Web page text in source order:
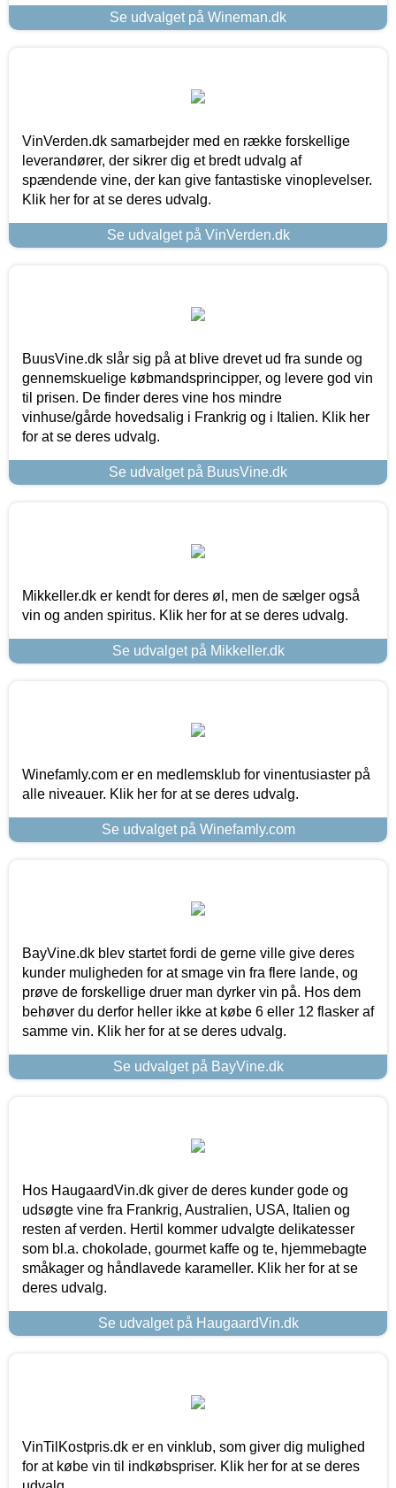
Se udvalget på Wineman.dk
VinVerden.dk samarbejder med en række forskellige
leverandører, der sikrer dig et bredt udvalg af
spændende vine, der kan give fantastiske vinoplevelser.
Klik her for at se deres udvalg.
Se udvalget på VinVerden.dk
BuusVine.dk slår sig på at blive drevet ud fra sunde og
gennemskuelige købmandsprincipper, og levere god vin
til prisen. De finder deres vine hos mindre
vinhuse/gårde hovedsalig i Frankrig og i Italien. Klik her
for at se deres udvalg.
Se udvalget på BuusVine.dk
Mikkeller.dk er kendt for deres øl, men de sælger også
vin og anden spiritus. Klik her for at se deres udvalg.
Se udvalget på Mikkeller.dk
Winefamly.com er en medlemsklub for vinentusiaster på
alle niveauer. Klik her for at se deres udvalg.
Se udvalget på Winefamly.com
BayVine.dk blev startet fordi de gerne ville give deres
kunder muligheden for at smage vin fra flere lande, og
prøve de forskellige druer man dyrker vin på. Hos dem
behøver du derfor heller ikke at købe 6 eller 12 flasker af
samme vin. Klik her for at se deres udvalg.
Se udvalget på BayVine.dk
Hos HaugaardVin.dk giver de deres kunder gode og
udsøgte vine fra Frankrig, Australien, USA, Italien og
resten af verden. Hertil kommer udvalgte delikatesser
som bl.a. chokolade, gourmet kaffe og te, hjemmebagte
småkager og håndlavede karameller. Klik her for at se
deres udvalg.
Se udvalget på HaugaardVin.dk
VinTilKostpris.dk er en vinklub, som giver dig mulighed
for at købe vin til indkøbspriser. Klik her for at se deres